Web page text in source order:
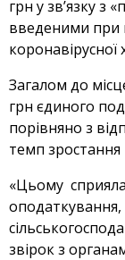
грн у зв’язку з
введеними при
коронавірусної
Загалом до
грн єдиного
порівняно з
темп
«Цьому
звірок з